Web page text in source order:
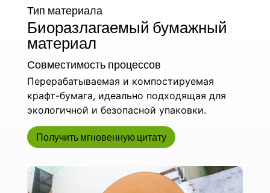
Тип материала
Биоразлагаемый бумажный
материал
Совместимость процессов
Перерабатываемая и компостируемая
крафт-бумага, идеально подходящая для
экологичной и безопасной упаковки.
Получить мгновенную цитату